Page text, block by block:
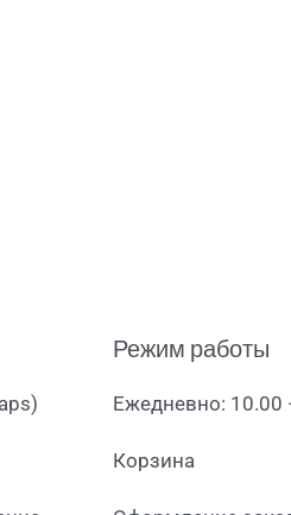
Режим работы
Ежедневно: 10.00
Корзина